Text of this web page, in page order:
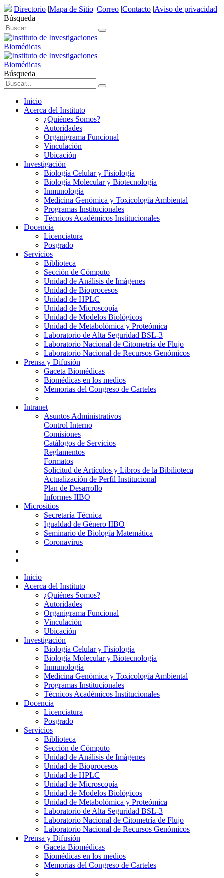
Directorio |Mapa de Sitio |Correo |Contacto |Aviso de privacidad
Búsqueda
Búsqueda
Inicio
Acerca del Instituto
¿Quiénes Somos?
Autoridades
Organigrama Funcional
Vinculación
Ubicación
Investigación
Biología Celular y Fisiología
Biología Molecular y Biotecnología
Inmunología
Medicina Genómica y Toxicología Ambiental
Programas Institucionales
Técnicos Académicos Institucionales
Docencia
Licenciatura
Posgrado
Servicios
Biblioteca
Sección de Cómputo
Unidad de Análisis de Imágenes
Unidad de Bioprocesos
Unidad de HPLC
Unidad de Microscopía
Unidad de Modelos Biológicos
Unidad de Metabolómica y Proteómica
Laboratorio de Alta Seguridad BSL-3
Laboratorio Nacional de Citometría de Flujo
Laboratorio Nacional de Recursos Genómicos
Prensa y Difusión
Gaceta Biomédicas
Biomédicas en los medios
Memorias del Congreso de Carteles
Intranet
Asuntos Administrativos
Control Interno
Comisiones
Catálogos de Servicios
Reglamentos
Formatos
Solicitud de Artículos y Libros de la Bibilioteca
Actualización de Perfil Institucional
Plan de Desarrollo
Informes IIBO
Micrositios
Secretaría Técnica
Igualdad de Género IIBO
Seminario de Biología Matemática
Coronavirus
Inicio
Acerca del Instituto
¿Quiénes Somos?
Autoridades
Organigrama Funcional
Vinculación
Ubicación
Investigación
Biología Celular y Fisiología
Biología Molecular y Biotecnología
Inmunología
Medicina Genómica y Toxicología Ambiental
Programas Institucionales
Técnicos Académicos Institucionales
Docencia
Licenciatura
Posgrado
Servicios
Biblioteca
Sección de Cómputo
Unidad de Análisis de Imágenes
Unidad de Bioprocesos
Unidad de HPLC
Unidad de Microscopía
Unidad de Modelos Biológicos
Unidad de Metabolómica y Proteómica
Laboratorio de Alta Seguridad BSL-3
Laboratorio Nacional de Citometría de Flujo
Laboratorio Nacional de Recursos Genómicos
Prensa y Difusión
Gaceta Biomédicas
Biomédicas en los medios
Memorias del Congreso de Carteles